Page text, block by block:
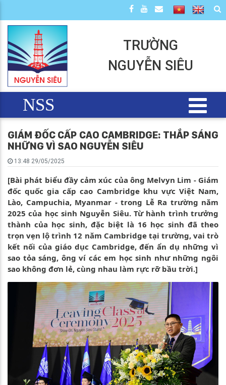
TRƯỜNG
NGUYỄN SIÊU
NSS
GIÁM ĐỐC CẤP CAO CAMBRIDGE: THẮP SÁNG
NHỮNG VÌ SAO NGUYỄN SIÊU
13:48 29/05/2025
[Bài phát biểu đầy cảm xúc của ông Melvyn Lim - Giám
đốc quốc gia cấp cao Cambridge khu vực Việt Nam,
Lào, Campuchia, Myanmar - trong Lễ Ra trường năm
2025 của học sinh Nguyễn Siêu. Từ hành trình trưởng
thành của học sinh, đặc biệt là 16 học sinh đã theo
trọn vẹn lộ trình 12 năm Cambridge tại trường, vai trò
kết nối của giáo dục Cambridge, đến ẩn dụ những vì
sao tỏa sáng, ông ví các em học sinh như những ngôi
sao không đơn lẻ, cùng nhau làm rực rỡ bầu trời.]